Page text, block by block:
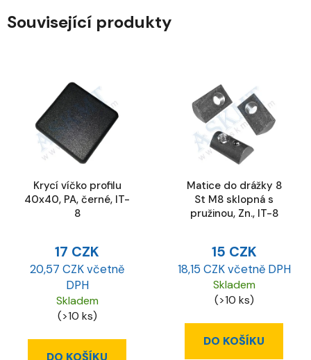
Související produkty
Krycí víčko profilu
40x40, PA, černé, IT-
8
17 CZK
20,57 CZK včetně
DPH
Skladem
(>10 ks)
Matice do drážky 8
St M8 sklopná s
pružinou, Zn., IT-8
15 CZK
18,15 CZK včetně DPH
Skladem
(>10 ks)
DO KOŠÍKU